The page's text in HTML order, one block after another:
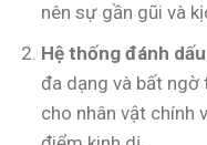
nên sự gần gũi và
Hệ thống đánh
đa dạng và bất
cho nhân vật chính